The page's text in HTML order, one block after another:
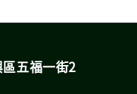
五福一街2
統